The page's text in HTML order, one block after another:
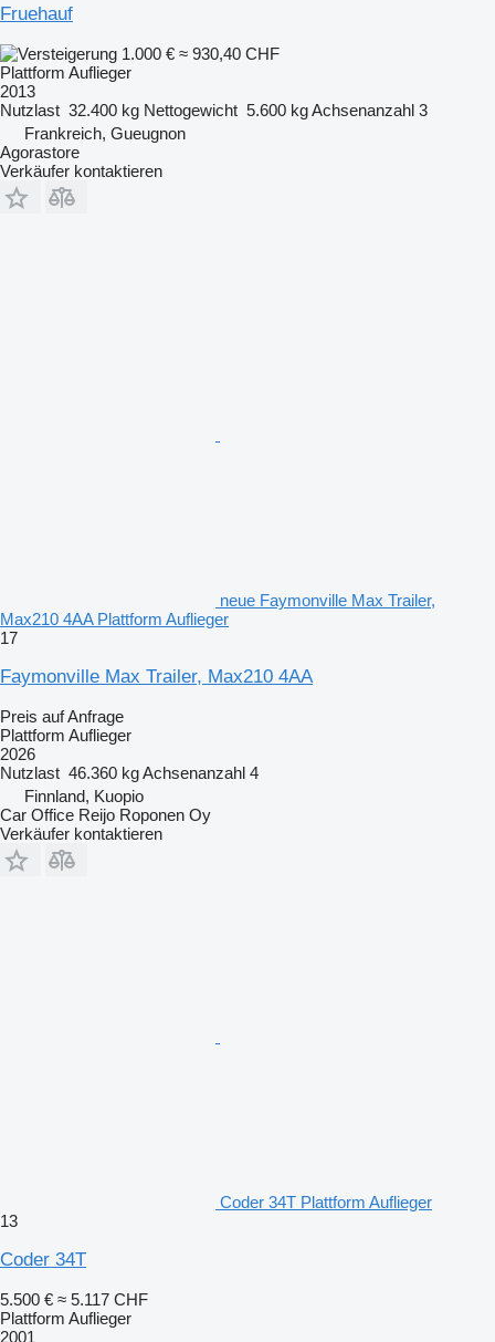
Fruehauf
1.000 € ≈ 930,40 CHF
Plattform Auflieger
2013
Nutzlast 32.400 kg Nettogewicht 5.600 kgAchsenanzahl 3
Frankreich, Gueugnon
Agorastore
Verkäufer kontaktieren
neue Faymonville Max Trailer,
Max210 4AA Plattform Auflieger
17
Faymonville Max Trailer, Max210 4AA
Preis auf Anfrage
Plattform Auflieger
2026
Nutzlast 46.360 kgAchsenanzahl 4
Finnland, Kuopio
Car Office Reijo Roponen Oy
Verkäufer kontaktieren
Coder 34T Plattform Auflieger
13
Coder 34T
5.500 € ≈ 5.117 CHF
Plattform Auflieger
2001